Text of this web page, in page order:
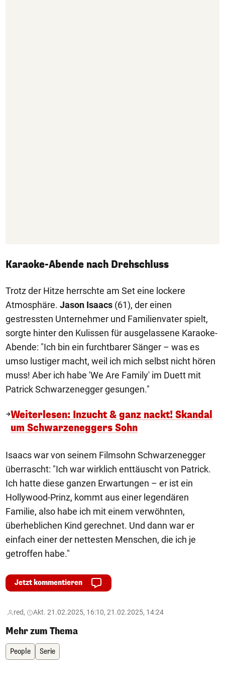
Karaoke-Abende nach Drehschluss
Trotz der Hitze herrschte am Set eine lockere
Atmosphäre. Jason Isaacs (61), der einen
gestressten Unternehmer und Familienvater spielt,
sorgte hinter den Kulissen für ausgelassene Karaoke-
Abende: "Ich bin ein furchtbarer Sänger – was es
umso lustiger macht, weil ich mich selbst nicht hören
muss! Aber ich habe 'We Are Family' im Duett mit
Patrick Schwarzenegger gesungen."
Weiterlesen: Inzucht & ganz nackt! Skandal
um Schwarzeneggers Sohn
Isaacs war von seinem Filmsohn Schwarzenegger
überrascht: "Ich war wirklich enttäuscht von Patrick.
Ich hatte diese ganzen Erwartungen – er ist ein
Hollywood-Prinz, kommt aus einer legendären
Familie, also habe ich mit einem verwöhnten,
überheblichen Kind gerechnet. Und dann war er
einfach einer der nettesten Menschen, die ich je
getroffen habe."
Jetzt kommentieren
red, Akt. 21.02.2025, 16:10, 21.02.2025, 14:24
Mehr zum Thema
People Serie